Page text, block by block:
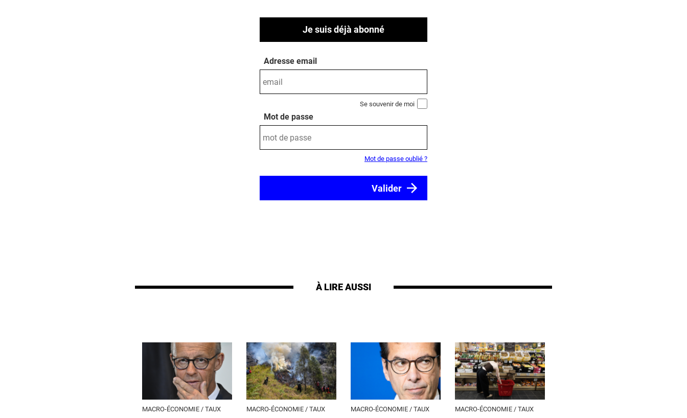
Je suis déjà abonné
Adresse email
Se souvenir de moi
Mot de passe
Mot de passe oublié ?
À LIRE AUSSI
MACRO-ÉCONOMIE / TAUX MACRO-ÉCONOMIE / TAUX MACRO-ÉCONOMIE / TAUX MACRO-ÉCONOMIE / TAUX